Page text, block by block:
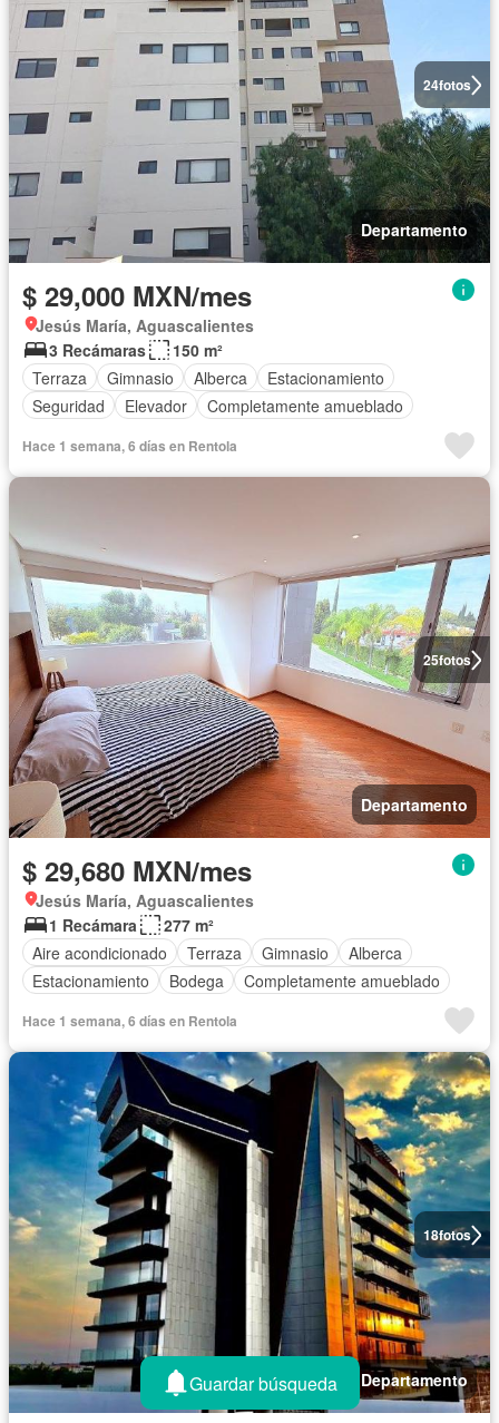
24fotos
Departamento
$ 29,000 MXN/mes
Jesús María, Aguascalientes
3 Recámaras
150 m²
Terraza
Gimnasio Alberca
Estacionamiento
Seguridad
Elevador Completamente amueblado
Hace 1 semana, 6 días en Rentola
25fotos
Departamento
$ 29,680 MXN/mes
Jesús María, Aguascalientes
1 Recámara
277 m²
Aire acondicionado
Terraza Gimnasio
Alberca
Estacionamiento
Bodega Completamente amueblado
Hace 1 semana, 6 días en Rentola
18fotos
Departamento
Guardar búsqueda